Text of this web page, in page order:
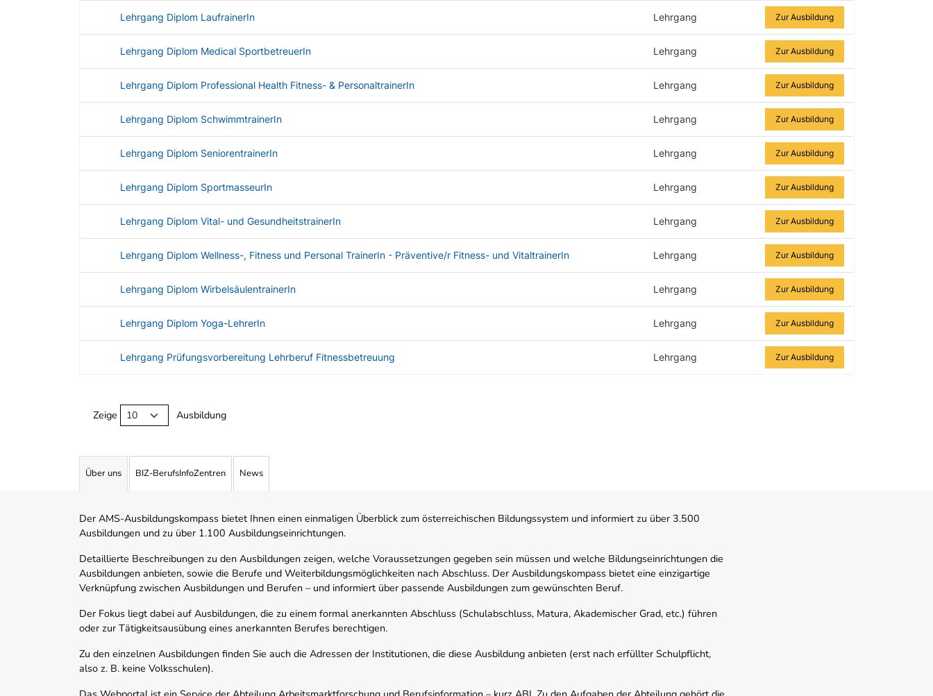
Lehrgang Diplom LaufrainerIn Lehrgang Zur Ausbildung
Lehrgang Diplom Medical SportbetreuerIn Lehrgang Zur Ausbildung
Lehrgang Diplom Professional Health Fitness- & PersonaltrainerIn Lehrgang Zur Ausbildung
Lehrgang Diplom SchwimmtrainerIn Lehrgang Zur Ausbildung
Lehrgang Diplom SeniorentrainerIn Lehrgang Zur Ausbildung
Lehrgang Diplom SportmasseurIn Lehrgang Zur Ausbildung
Lehrgang Diplom Vital- und GesundheitstrainerIn Lehrgang Zur Ausbildung
Lehrgang Diplom Wellness-, Fitness und Personal TrainerIn - Präventive/r Fitness- und VitaltrainerIn Lehrgang Zur Ausbildung
Lehrgang Diplom WirbelsäulentrainerIn Lehrgang Zur Ausbildung
Lehrgang Diplom Yoga-LehrerIn Lehrgang Zur Ausbildung
Lehrgang Prüfungsvorbereitung Lehrberuf Fitnessbetreuung Lehrgang Zur Ausbildung
Zeige Ausbildung
Über uns BIZ-BerufsInfoZentren News
Der AMS-Ausbildungskompass bietet Ihnen einen einmaligen Überblick zum österreichischen Bildungssystem und informiert zu über 3.500
Ausbildungen und zu über 1.100 Ausbildungseinrichtungen.
Detaillierte Beschreibungen zu den Ausbildungen zeigen, welche Voraussetzungen gegeben sein müssen und welche Bildungseinrichtungen die
Ausbildungen anbieten, sowie die Berufe und Weiterbildungsmöglichkeiten nach Abschluss. Der Ausbildungskompass bietet eine einzigartige
Verknüpfung zwischen Ausbildungen und Berufen – und informiert über passende Ausbildungen zum gewünschten Beruf.
Der Fokus liegt dabei auf Ausbildungen, die zu einem formal anerkannten Abschluss (Schulabschluss, Matura, Akademischer Grad, etc.) führen
oder zur Tätigkeitsausübung eines anerkannten Berufes berechtigen.
Zu den einzelnen Ausbildungen finden Sie auch die Adressen der Institutionen, die diese Ausbildung anbieten (erst nach erfüllter Schulpflicht,
also z. B. keine Volksschulen).